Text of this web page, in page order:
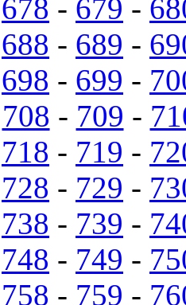
678 - 679 -
688 - 689 -
698 - 699 -
708 - 709 -
718 - 719 -
728 - 729 -
738 - 739 -
748 - 749 -
758 - 759 -